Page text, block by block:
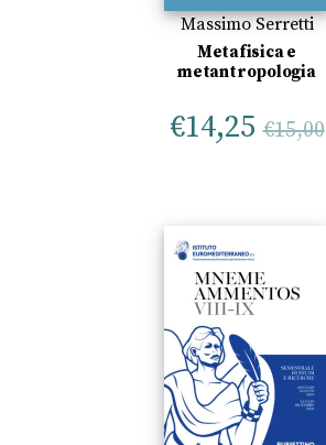
Massimo Serretti
Metafisica e
metantropologia
€14,25 €15,00